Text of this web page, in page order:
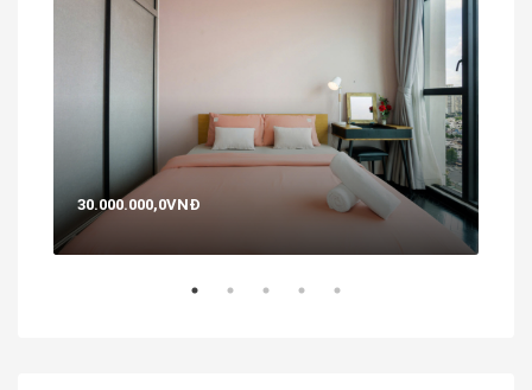
30.000.000,0VNĐ